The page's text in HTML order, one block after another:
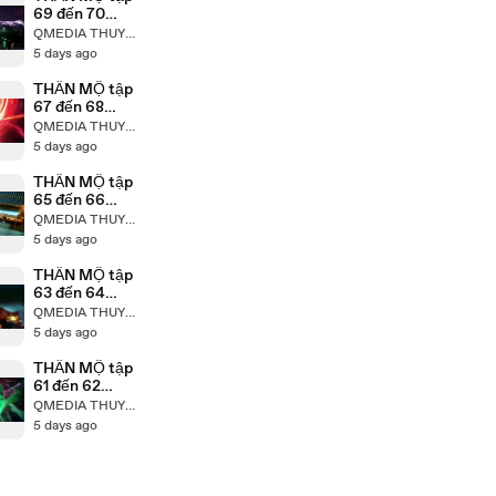
69 đến 70
Thuyết minh
QMEDIA
QMEDIA THUYẾT MINH
5 days ago
THẦN MỘ tập
67 đến 68
Thuyết minh
QMEDIA
QMEDIA THUYẾT MINH
5 days ago
THẦN MỘ tập
65 đến 66
Thuyết minh
QMEDIA
QMEDIA THUYẾT MINH
5 days ago
THẦN MỘ tập
63 đến 64
Thuyết minh
QMEDIA
QMEDIA THUYẾT MINH
5 days ago
THẦN MỘ tập
61 đến 62
Thuyết minh
QMEDIA
QMEDIA THUYẾT MINH
5 days ago